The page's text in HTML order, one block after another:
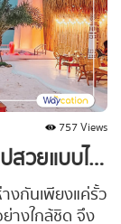
757 Views
5 สไตล์ คาเฟ่นนทบุรี มุมดี ถ่ายรูปสวยแบบไม่ต้องหาทำ!
งกันเพียงแค่รั้ว
างใกล้ชิด จึง